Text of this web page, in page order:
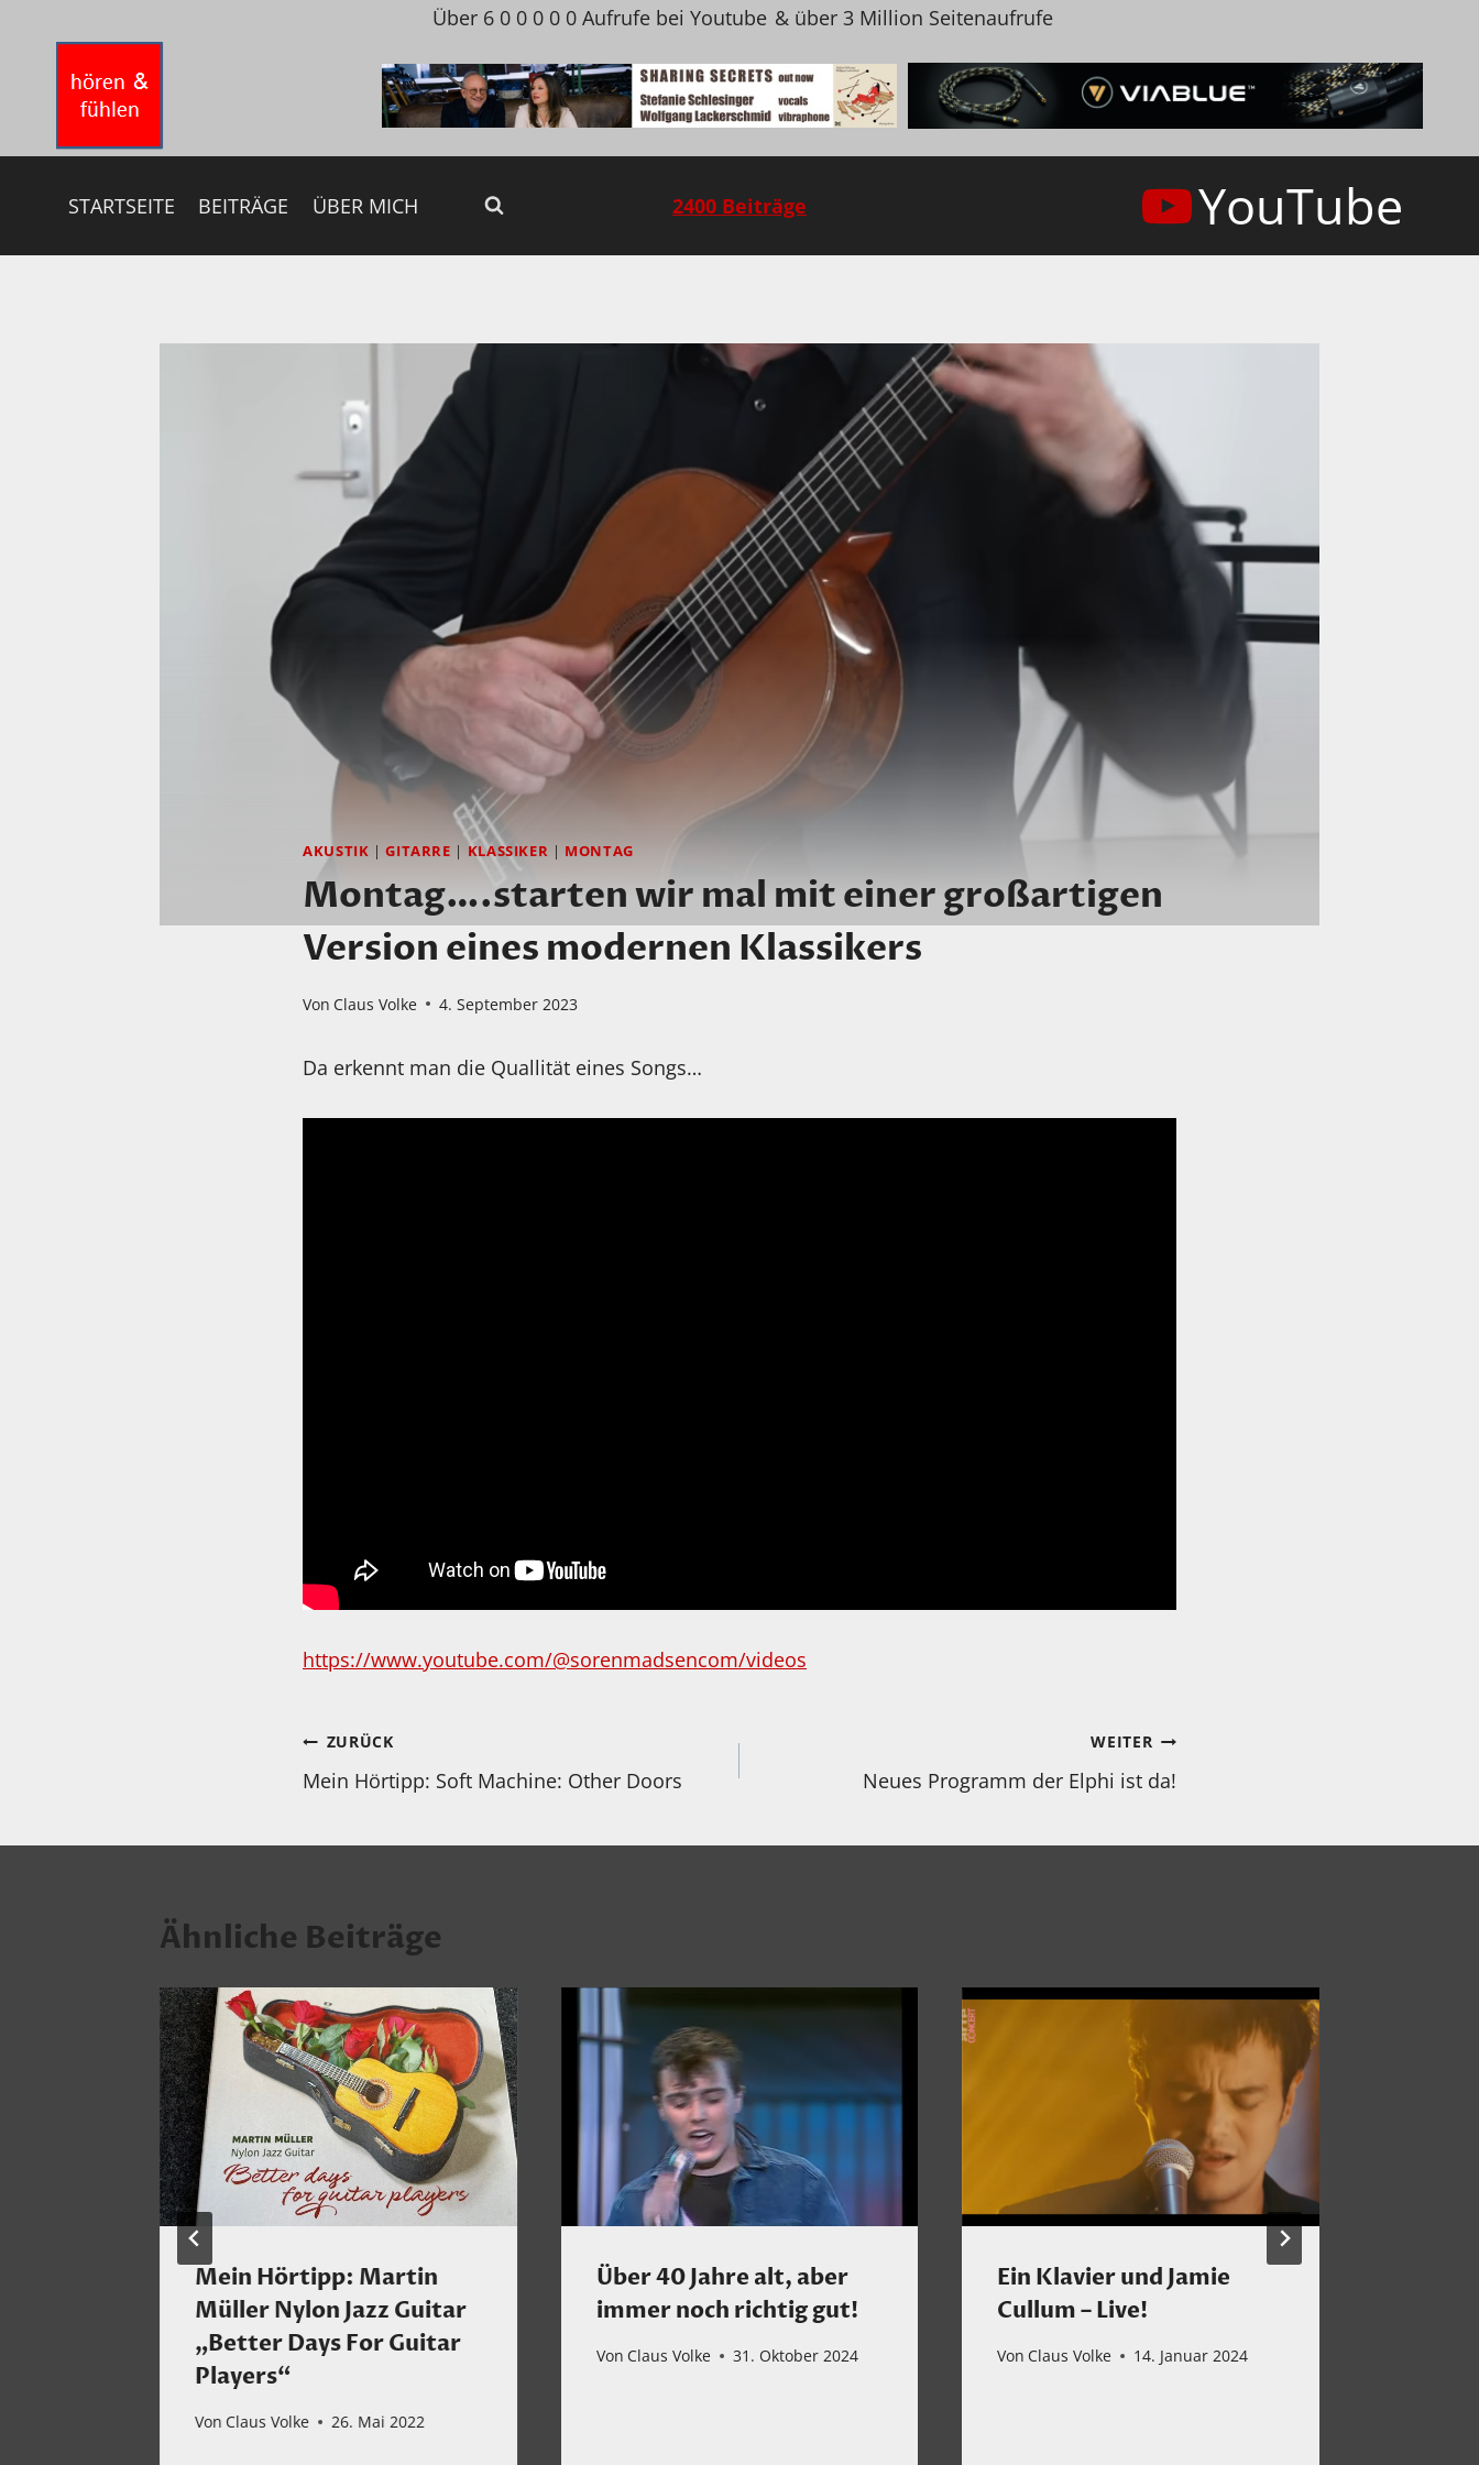
springen
Über 6 0 0 0 0 0 Aufrufe bei Youtube & über 3 Million Seitenaufrufe
STARTSEITE BEITRÄGE ÜBER MICH 2400 Beiträge YouTube
AKUSTIK |GITARRE | KLASSIKER | MONTAG
Montag….starten wir mal mit einer großartigen
Version eines modernen Klassikers
Von Claus Volke 4. September 2023
Da erkennt man die Quallität eines Songs…
https://www.youtube.com/@sorenmadsencom/videos
Beitragsnavigation
ZURÜCK
Mein Hörtipp: Soft Machine: Other Doors
WEITER
Neues Programm der Elphi ist da!
Ähnliche Beiträge
Mein Hörtipp: Martin
Müller Nylon Jazz Guitar
„Better Days For Guitar
Players“
Von Claus Volke 26. Mai 2022
Über 40 Jahre alt, aber
immer noch richtig gut!
Von Claus Volke 31. Oktober 2024
Ein Klavier und Jamie
Cullum – Live!
Von Claus Volke 14. Januar 2024